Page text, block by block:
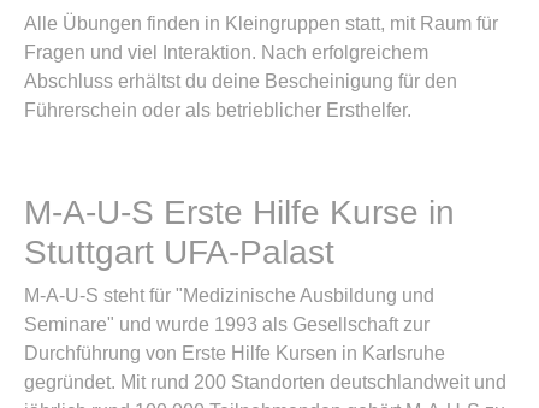
Alle Übungen finden in Kleingruppen statt, mit Raum für
Fragen und viel Interaktion. Nach erfolgreichem
Abschluss erhältst du deine Bescheinigung für den
Führerschein oder als betrieblicher Ersthelfer.
M-A-U-S Erste Hilfe Kurse in
Stuttgart UFA-Palast
M-A-U-S steht für "Medizinische Ausbildung und
Seminare" und wurde 1993 als Gesellschaft zur
Durchführung von Erste Hilfe Kursen in Karlsruhe
gegründet. Mit rund 200 Standorten deutschlandweit und